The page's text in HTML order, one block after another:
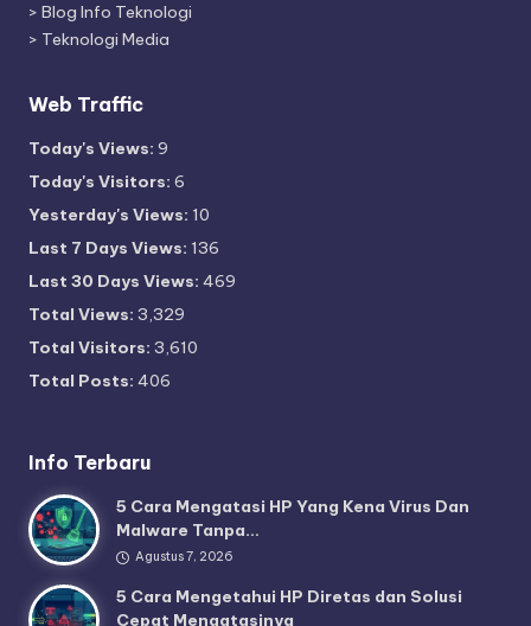
> Blog Info Teknologi
> Teknologi Media
Web Traffic
Today's Views: 9
Today's Visitors: 6
Yesterday's Views: 10
Last 7 Days Views: 136
Last 30 Days Views: 469
Total Views: 3,329
Total Visitors: 3,610
Total Posts: 406
Info Terbaru
5 Cara Mengatasi HP Yang Kena Virus Dan
Malware Tanpa…
Agustus 7, 2026
5 Cara Mengetahui HP Diretas dan Solusi
Cepat Mengatasinya